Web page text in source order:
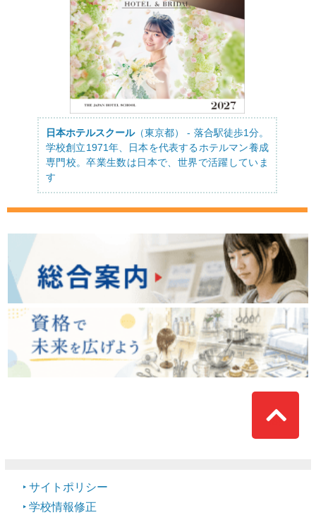
日本ホテルスクール（東京都） - 落合駅徒歩1分。
学校創立1971年、日本を代表するホテルマン養成
専門校。卒業生数は日本で、世界で活躍していま
す
Top
サイトポリシー
学校情報修正